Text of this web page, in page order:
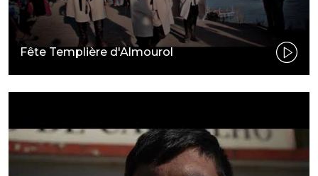
Fête Templière d'Almourol